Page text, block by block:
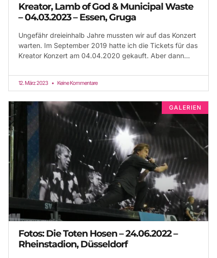
Kreator, Lamb of God & Municipal Waste
– 04.03.2023 – Essen, Gruga
Ungefähr dreieinhalb Jahre mussten wir auf das Konzert
warten. Im September 2019 hatte ich die Tickets für das
Kreator Konzert am 04.04.2020 gekauft. Aber dann…
12. März 2023 Keine Kommentare
GALERIEN
Fotos: Die Toten Hosen – 24.06.2022 –
Rheinstadion, Düsseldorf